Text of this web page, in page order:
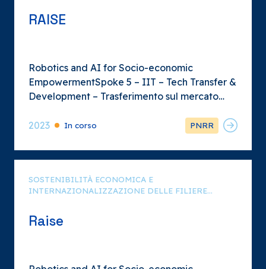
RAISE
Robotics and AI for Socio-economic
EmpowermentSpoke 5 – IIT – Tech Transfer &
Development – Trasferimento sul mercato
con conseguente impatto sul tessuto
locale, nazionale e internazionale.
2023 In corso PNRR
SOSTENIBILITÀ ECONOMICA E
INTERNAZIONALIZZAZIONE DELLE FILIERE
Raise